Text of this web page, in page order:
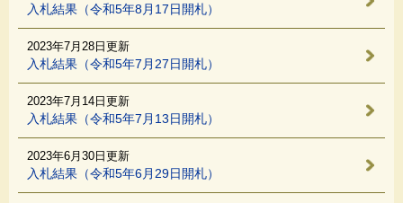
入札結果（令和5年8月17日開札）
入札結果（令和5年7月27日開札）
2023年7月28日更新
入札結果（令和5年7月13日開札）
2023年7月14日更新
入札結果（令和5年6月29日開札）
2023年6月30日更新